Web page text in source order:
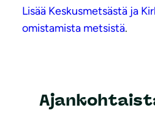
Lisää Keskusmetsästä ja
omistamista metsistä.